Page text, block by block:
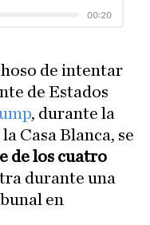
de intentar
de Estados
, durante la
Casa Blanca, se
de los cuatro
durante una
en